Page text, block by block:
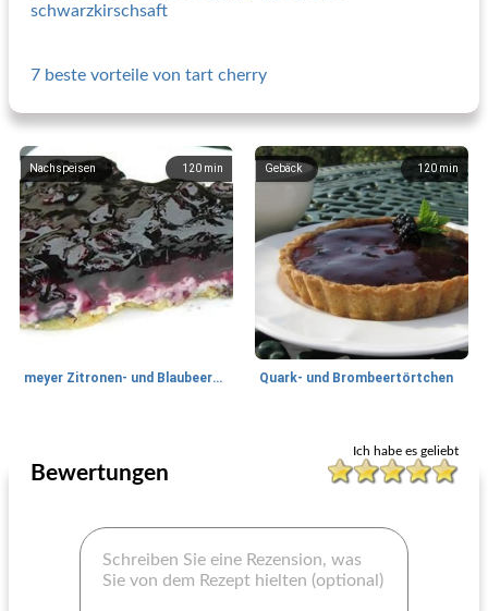
schwarzkirschsaft
7 beste vorteile von tart cherry
120 min
Nachspeisen
meyer Zitronen- und Blaubeerkäsekuchen
120 min
Gebäck
Quark- und Brombeertörtchen
Ich habe es geliebt
Bewertungen